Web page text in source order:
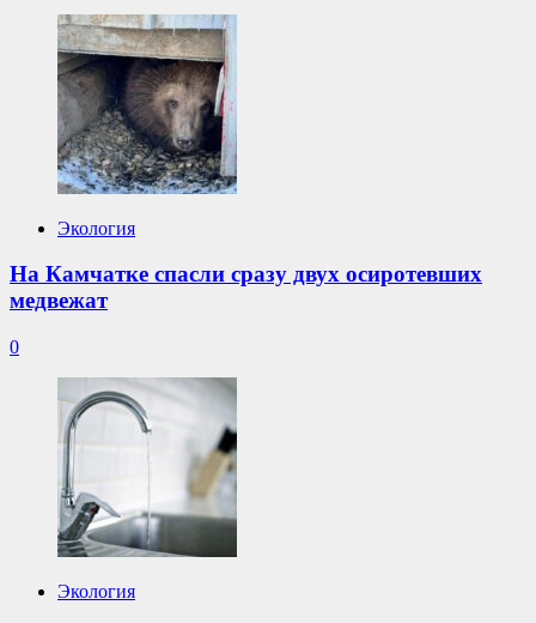
Экология
На Камчатке спасли сразу двух осиротевших
медвежат
0
Экология